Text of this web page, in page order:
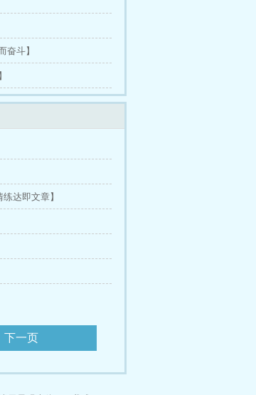
奋斗】
达即文章】
下一页